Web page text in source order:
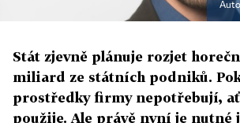
Stát zjevně plánuje rozjet
miliard ze státních podniků.
prostředky firmy nepotřebují,
použije. Ale právě nyní je nutné